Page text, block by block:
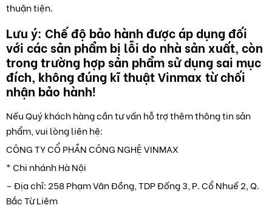
thuận tiện.
Lưu ý: Chế độ bảo hành được áp dụng đối
với các sản phẩm bị lỗi do nhà sản xuất, còn
trong trường hợp sản phẩm sử dụng sai mục
đích, không đúng kĩ thuật Vinmax từ chối
nhận bảo hành!
Nếu Quý khách hàng cần tư vấn hỗ trợ thêm thông tin sản
phẩm, vui lòng liên hệ:
CÔNG TY CỔ PHẦN CÔNG NGHỆ VINMAX
* Chi nhánh Hà Nội
– Địa chỉ: 258 Phạm Văn Đồng, TDP Đống 3, P. Cổ Nhuế 2, Q.
Bắc Từ Liêm